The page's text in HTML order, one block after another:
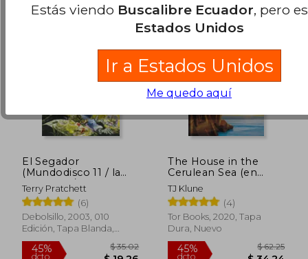
45%
dcto.
El Segador
(Mundodisco 11 / la
Muerte 2 / los Magos
3)
Terry Pratchett
(6)
Debolsillo, 2003, 010
Edición, Tapa Blanda,
Nuevo
The House in the
Cerulean Sea (en
Inglés)
TJ Klune
(4)
Tor Books, 2020, Tapa
Dura, Nuevo
Estás viendo Buscalibre Ecuador, pero
Estados Unidos
Ir a Estados Unidos
Me quedo aquí